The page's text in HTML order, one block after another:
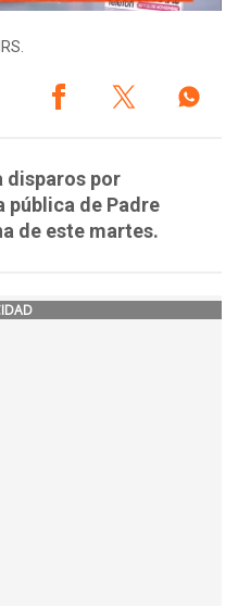
disparos por
pública de Padre
de este martes.